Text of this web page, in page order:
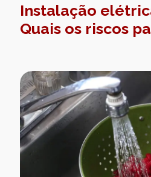
Instalação
Quais os riscos